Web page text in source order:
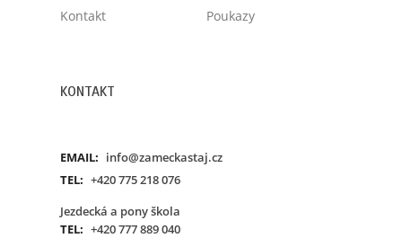
Kontakt
Poukazy
KONTAKT
EMAIL: info@zameckastaj.cz
TEL: +420 775 218 076
Jezdecká a pony škola
TEL: +420 777 889 040